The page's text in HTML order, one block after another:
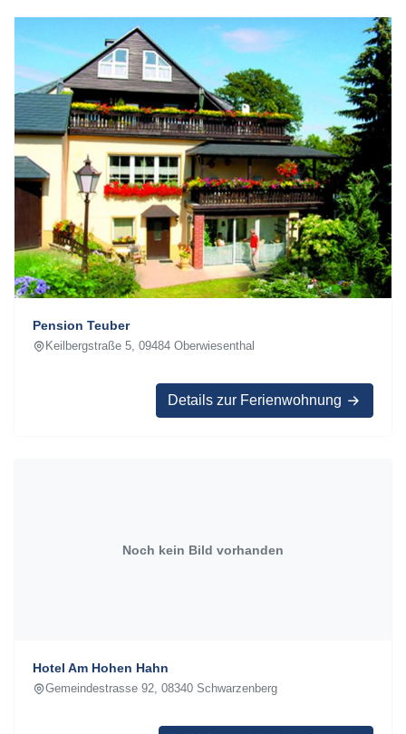
Pension Teuber
Keilbergstraße 5, 09484 Oberwiesenthal
Details zur Ferienwohnung
Noch kein Bild vorhanden
Hotel Am Hohen Hahn
Gemeindestrasse 92, 08340 Schwarzenberg